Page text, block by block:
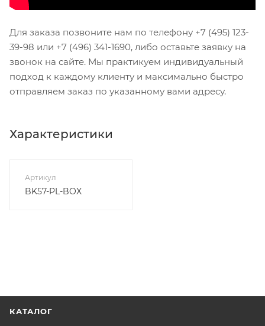
Для заказа позвоните нам по телефону +7 (495) 123-
39-98 или +7 (496) 341-1690, либо оставьте заявку на
звонок на сайте. Мы практикуем индивидуальный
подход к каждому клиенту и максимально быстро
отправляем заказ по указанному вами адресу.
Характеристики
Артикул
BK57-PL-BOX
КАТАЛОГ